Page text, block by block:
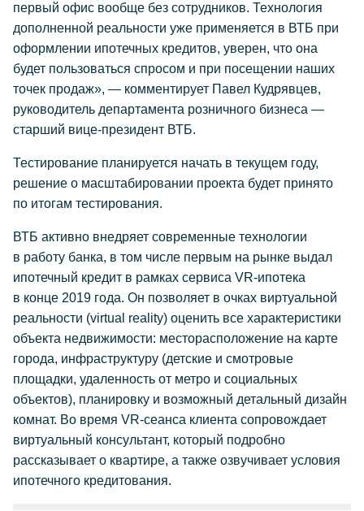
первый офис вообще без сотрудников. Технология
дополненной реальности уже применяется в ВТБ при
оформлении ипотечных кредитов, уверен, что она
будет пользоваться спросом и при посещении наших
точек продаж», — комментирует Павел Кудрявцев,
руководитель департамента розничного бизнеса —
старший вице-президент ВТБ.
Тестирование планируется начать в текущем году,
решение о масштабировании проекта будет принято
по итогам тестирования.
ВТБ активно внедряет современные технологии
в работу банка, в том числе первым на рынке выдал
ипотечный кредит в рамках сервиса VR-ипотека
в конце 2019 года. Он позволяет в очках виртуальной
реальности (virtual reality) оценить все характеристики
объекта недвижимости: месторасположение на карте
города, инфраструктуру (детские и смотровые
площадки, удаленность от метро и социальных
объектов), планировку и возможный детальный дизайн
комнат. Во время VR-сеанса клиента сопровождает
виртуальный консультант, который подробно
рассказывает о квартире, а также озвучивает условия
ипотечного кредитования.